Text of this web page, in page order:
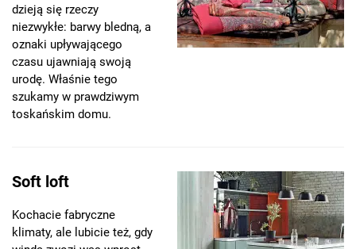
dzieją się rzeczy
niezwykłe: barwy bledną, a
oznaki upływającego
czasu ujawniają swoją
urodę. Właśnie tego
szukamy w prawdziwym
toskańskim domu.
Soft loft
Kochacie fabryczne
klimaty, ale lubicie też, gdy